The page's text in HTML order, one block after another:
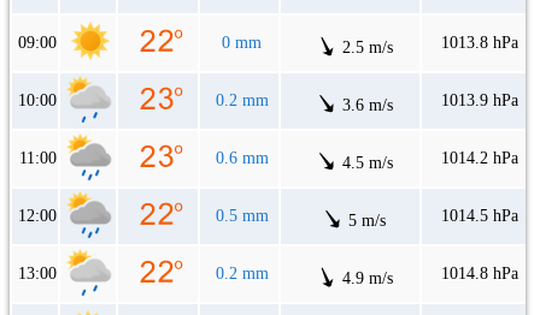
09:00 0 mm 2.5 m/s 1013.8 hPa
10:00 0.2 mm 3.6 m/s 1013.9 hPa
11:00 0.6 mm 4.5 m/s 1014.2 hPa
12:00 0.5 mm 5 m/s 1014.5 hPa
13:00 0.2 mm 4.9 m/s 1014.8 hPa